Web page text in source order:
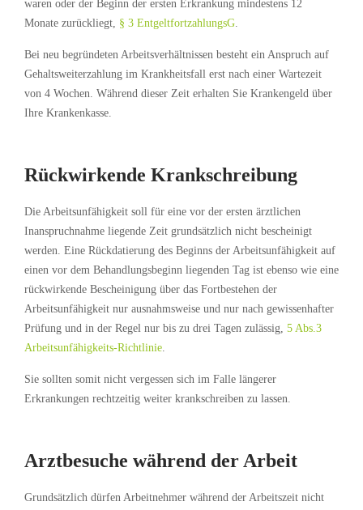
waren oder der Beginn der ersten Erkrankung mindestens 12
Monate zurückliegt, § 3 EntgeltfortzahlungsG.
Bei neu begründeten Arbeitsverhältnissen besteht ein Anspruch auf
Gehaltsweiterzahlung im Krankheitsfall erst nach einer Wartezeit
von 4 Wochen. Während dieser Zeit erhalten Sie Krankengeld über
Ihre Krankenkasse.
Rückwirkende Krankschreibung
Die Arbeitsunfähigkeit soll für eine vor der ersten ärztlichen
Inanspruchnahme liegende Zeit grundsätzlich nicht bescheinigt
werden. Eine Rückdatierung des Beginns der Arbeitsunfähigkeit auf
einen vor dem Behandlungsbeginn liegenden Tag ist ebenso wie eine
rückwirkende Bescheinigung über das Fortbestehen der
Arbeitsunfähigkeit nur ausnahmsweise und nur nach gewissenhafter
Prüfung und in der Regel nur bis zu drei Tagen zulässig, 5 Abs.3
Arbeitsunfähigkeits-Richtlinie.
Sie sollten somit nicht vergessen sich im Falle längerer
Erkrankungen rechtzeitig weiter krankschreiben zu lassen.
Arztbesuche während der Arbeit
Grundsätzlich dürfen Arbeitnehmer während der Arbeitszeit nicht